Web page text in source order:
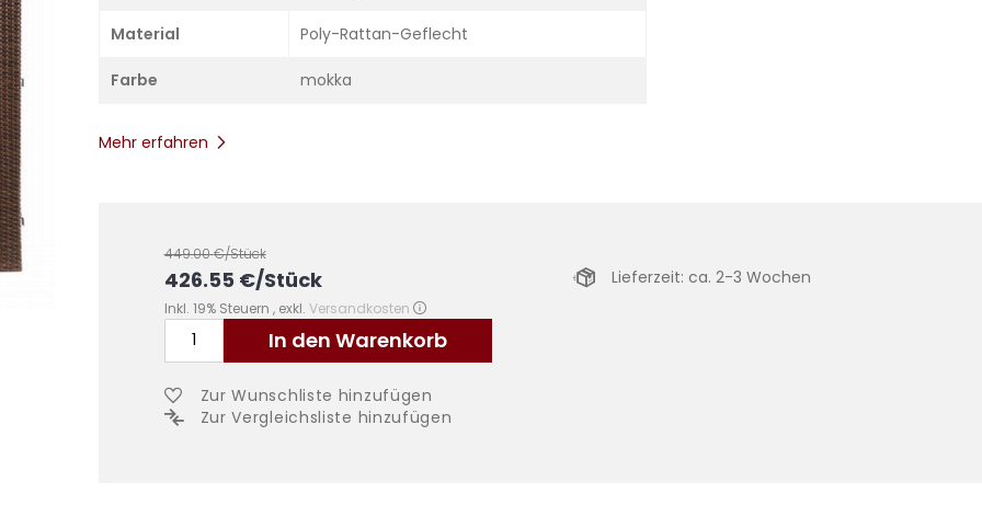
Material Poly-Rattan-Geflecht
Farbe mokka
Mehr erfahren
449.00€/Stück
426.55 €/Stück
Inkl. 19% Steuern , exkl. Versandkosten
In den Warenkorb
Lieferzeit: ca. 2-3 Wochen
Zur Wunschliste hinzufügen
Zur Vergleichsliste hinzufügen